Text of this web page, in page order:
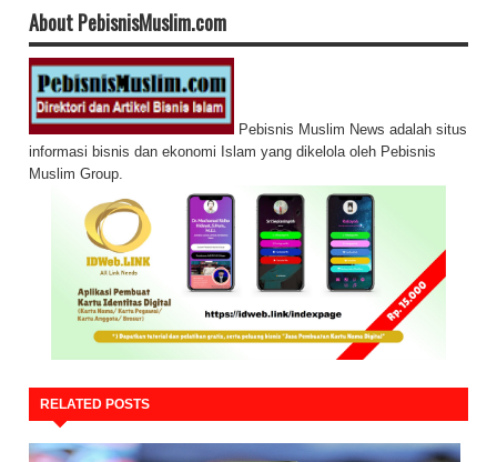
About PebisnisMuslim.com
Pebisnis Muslim News adalah situs
informasi bisnis dan ekonomi Islam yang dikelola oleh Pebisnis
Muslim Group.
RELATED POSTS